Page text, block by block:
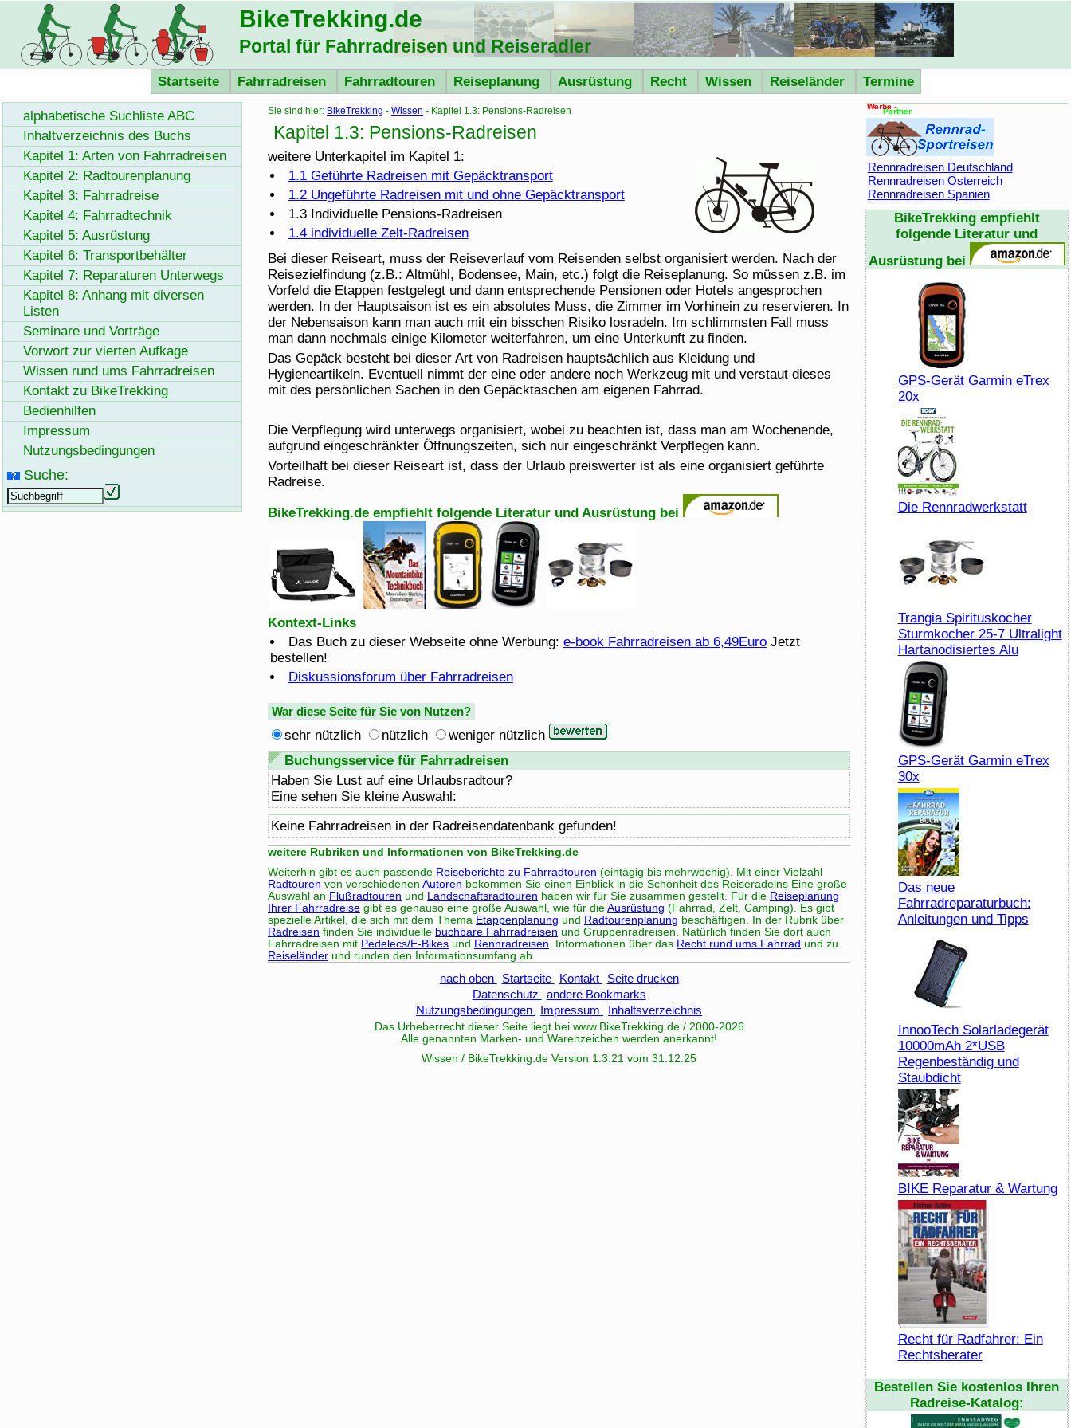
BikeTrekking.de
Portal für Fahrradreisen und Reiseradler
Startseite Fahrradreisen Fahrradtouren Reiseplanung Ausrüstung Recht Wissen Reiseländer Termine
Sie sind hier: BikeTrekking -Wissen - Kapitel 1.3: Pensions-Radreisen
Kapitel 1.3: Pensions-Radreisen
weitere Unterkapitel im Kapitel 1:
1.1 Geführte Radreisen mit Gepäcktransport
1.2 Ungeführte Radreisen mit und ohne Gepäcktransport
1.3 Individuelle Pensions-Radreisen
1.4 individuelle Zelt-Radreisen
Bei dieser Reiseart, muss der Reiseverlauf vom Reisenden selbst organisiert werden. Nach der
Reisezielfindung (z.B.: Altmühl, Bodensee, Main, etc.) folgt die Reiseplanung. So müssen z.B. im
Vorfeld die Etappen festgelegt und dann entsprechende Pensionen oder Hotels angesprochen
werden. In der Hauptsaison ist es ein absolutes Muss, die Zimmer im Vorhinein zu reservieren. In
der Nebensaison kann man auch mit ein bisschen Risiko losradeln. Im schlimmsten Fall muss
man dann nochmals einige Kilometer weiterfahren, um eine Unterkunft zu finden.
Das Gepäck besteht bei dieser Art von Radreisen hauptsächlich aus Kleidung und
Hygieneartikeln. Eventuell nimmt der eine oder andere noch Werkzeug mit und verstaut dieses
mit des persönlichen Sachen in den Gepäcktaschen am eigenen Fahrrad.
Die Verpflegung wird unterwegs organisiert, wobei zu beachten ist, dass man am Wochenende,
aufgrund eingeschränkter Öffnungszeiten, sich nur eingeschränkt Verpflegen kann.
Vorteilhaft bei dieser Reiseart ist, dass der Urlaub preiswerter ist als eine organisiert geführte
Radreise.
BikeTrekking.de empfiehlt folgende Literatur und Ausrüstung bei
Kontext-Links
Das Buch zu dieser Webseite ohne Werbung: e-book Fahrradreisen ab 6,49EuroJetzt
bestellen!
Diskussionsforum über Fahrradreisen
War diese Seite für Sie von Nutzen?
sehr nützlich nützlich
weniger nützlich
Buchungsservice für Fahrradreisen
Haben Sie Lust auf eine Urlaubsradtour?
Eine sehen Sie kleine Auswahl:
Keine Fahrradreisen in der Radreisendatenbank gefunden!
weitere Rubriken und Informationen von BikeTrekking.de
Weiterhin gibt es auch passende Reiseberichte zu Fahrradtouren (eintägig bis mehrwöchig). Mit einer Vielzahl
Radtouren von verschiedenenAutoren bekommen Sie einen Einblick in die Schönheit des Reiseradelns Eine große
Auswahl an Flußradtouren und Landschaftsradtouren haben wir für Sie zusammen gestellt. Für die Reiseplanung
Ihrer Fahrradreise gibt es genauso eine große Auswahl, wie für dieAusrüstung (Fahrrad, Zelt, Camping). Es gibt
spezielle Artikel, die sich mit dem Thema Etappenplanung und Radtourenplanung beschäftigen. In der Rubrik über
Radreisen finden Sie individuelle buchbare Fahrradreisen und Gruppenradreisen. Natürlich finden Sie dort auch
Fahrradreisen mit Pedelecs/E-Bikes und Rennradreisen. Informationen über das Recht rund ums Fahrrad und zu
Reiseländer und runden den Informationsumfang ab.
nach oben Startseite Kontakt
Seite drucken
Datenschutz
andere Bookmarks
Nutzungsbedingungen
Impressum Inhaltsverzeichnis
Das Urheberrecht dieser Seite liegt bei www. BikeTrekking.de / 2000-2026
Alle genannten Marken- und Warenzeichen werden anerkannt!
Wissen / BikeTrekking.de Version 1.3.21 vom 31.12.25
alphabetische Suchliste ABC
Inhaltverzeichnis des Buchs
Kapitel 1: Arten von Fahrradreisen
Kapitel 2: Radtourenplanung
Kapitel 3: Fahrradreise
Kapitel 4: Fahrradtechnik
Kapitel 5: Ausrüstung
Kapitel 6: Transportbehälter
Kapitel 7: Reparaturen Unterwegs
Kapitel 8: Anhang mit diversen
Listen
Seminare und Vorträge
Vorwort zur vierten Aufkage
Wissen rund ums Fahrradreisen
Kontakt zu BikeTrekking
Bedienhilfen
Impressum
Nutzungsbedingungen
Suche:
Rennradreisen Deutschland
Rennradreisen Österreich
Rennradreisen Spanien
BikeTrekkingempfiehlt
folgende Literatur und
Ausrüstung bei
GPS-Gerät Garmin eTrex
20x
Die Rennradwerkstatt
Trangia Spirituskocher
Sturmkocher 25-7 Ultralight
Hartanodisiertes Alu
GPS-Gerät Garmin eTrex
30x
Das neue
Fahrradreparaturbuch:
Anleitungen und Tipps
InnooTech Solarladegerät
10000mAh 2*USB
Regenbeständig und
Staubdicht
BIKE Reparatur & Wartung
Recht für Radfahrer: Ein
Rechtsberater
Bestellen Sie kostenlos Ihren
Radreise-Katalog: